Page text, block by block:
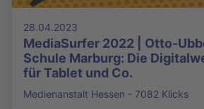
28.04.2023
MediaSurfer 2022 | Otto-
Schule Marburg: Die
für Tablet und Co.
Medienanstalt Hessen - 7082 Klicks